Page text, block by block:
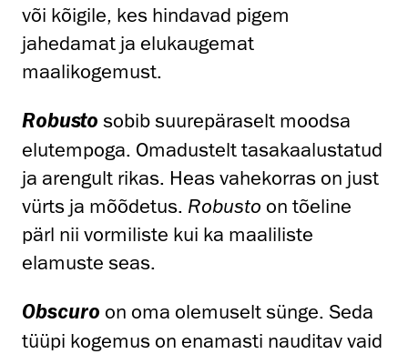
või kõigile, kes hindavad pigem
jahedamat ja elukaugemat
maalikogemust.
Robusto sobib suurepäraselt moodsa
elutempoga. Omadustelt tasakaalustatud
ja arengult rikas. Heas vahekorras on just
vürts ja mõõdetus. Robusto on tõeline
pärl nii vormiliste kui ka maaliliste
elamuste seas.
Obscuro on oma olemuselt sünge. Seda
tüüpi kogemus on enamasti nauditav vaid